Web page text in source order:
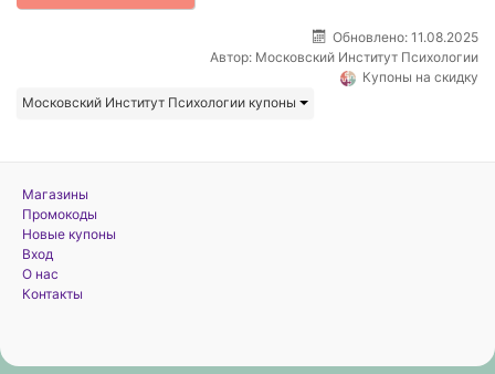
Обновлено: 11.08.2025
Автор: Московский Институт Психологии
Купоны на скидку
Московский Институт Психологии купоны
Магазины
Промокоды
Новые купоны
Вход
О нас
Контакты